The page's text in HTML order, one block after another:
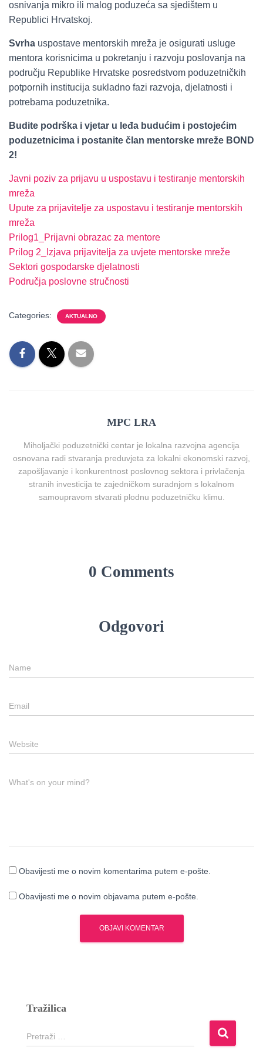
osnivanja mikro ili malog poduzeća sa sjedištem u
Republici Hrvatskoj.
Svrha uspostave mentorskih mreža je osigurati usluge
mentora korisnicima u pokretanju i razvoju poslovanja na
području Republike Hrvatske posredstvom poduzetničkih
potpornih institucija sukladno fazi razvoja, djelatnosti i
potrebama poduzetnika.
Budite podrška i vjetar u leđa budućim i postojećim
poduzetnicima i postanite član mentorske mreže BOND
2!
Javni poziv za prijavu u uspostavu i testiranje mentorskih
mreža
Upute za prijavitelje za uspostavu i testiranje mentorskih
mreža
Prilog1_Prijavni obrazac za mentore
Prilog 2_Izjava prijavitelja za uvjete mentorske mreže
Sektori gospodarske djelatnosti
Područja poslovne stručnosti
Categories: AKTUALNO
MPC LRA
Miholjački poduzetnički centar je lokalna razvojna agencija
osnovana radi stvaranja preduvjeta za lokalni ekonomski razvoj,
zapošljavanje i konkurentnost poslovnog sektora i privlačenja
stranih investicija te zajedničkom suradnjom s lokalnom
samoupravom stvarati plodnu poduzetničku klimu.
0 Comments
Odgovori
Name
Email
Website
What's on your mind?
Obavijesti me o novim komentarima putem e-pošte.
Obavijesti me o novim objavama putem e-pošte.
Tražilica
P
r
Pretraži …